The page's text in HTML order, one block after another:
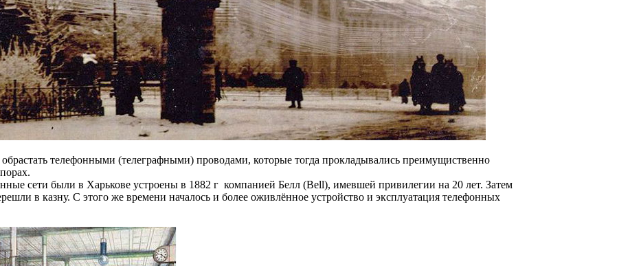
телефонными (телеграфными) проводами, которые тогда прокладывались преимущиственно
сети были в Харькове устроены в 1882 г компанией Белл (Bell), имевшей привилегии на 20 лет. Затем
в казну. С этого же времени началось и более оживлённое устройство и эксплуатация телефонных